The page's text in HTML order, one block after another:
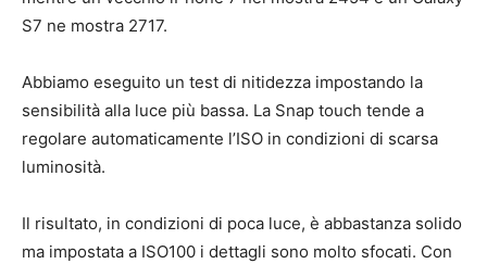
S7 ne mostra 2717.
Abbiamo eseguito un test di nitidezza impostando la
sensibilità alla luce più bassa. La Snap touch tende a
regolare automaticamente l’ISO in condizioni di scarsa
luminosità.
Il risultato, in condizioni di poca luce, è abbastanza solido
ma impostata a ISO100 i dettagli sono molto sfocati. Con